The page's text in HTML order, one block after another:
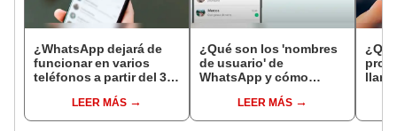
¿WhatsApp dejará de
funcionar en varios
teléfonos a partir del 31
verdadLEER MÁS
¿Qué son los 'nombres
de usuario' de
WhatsApp y cómo
amigos?LEER MÁS